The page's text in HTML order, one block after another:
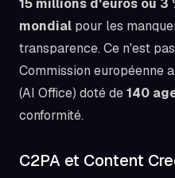
15 millions d'euros ou
mondial pour les
transparence. Ce n'est
Commission européenne
(AI Office) doté de140
conformité.
C2PA et Content